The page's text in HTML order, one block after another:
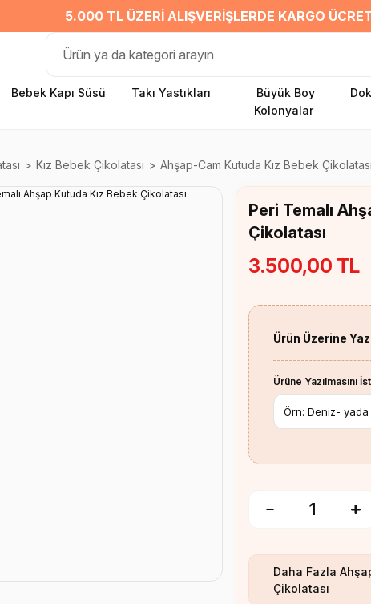
5.000 TL ÜZERI ALIŞVERIŞLERDE KARGO
Bebek Kapı Süsü Takı Yastıkları
Büyük Boy
Kolonyalar
Kız Bebek Çikolatası Ahşap-Cam Kutuda Kız Bebek Çikolatası
Peri Temalı
Çikolatası
3.500,00 TL
Ürün Üzerine
Ürüne Yazılmasını
Daha Fazla
Çikolatası